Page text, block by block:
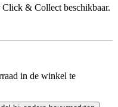
& Collect beschikbaar.
in de winkel te